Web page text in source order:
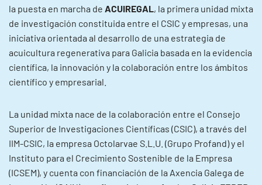
la puesta en marcha de ACUIREGAL, la primera unidad mixta
de investigación constituida entre el CSIC y empresas, una
iniciativa orientada al desarrollo de una estrategia de
acuicultura regenerativa para Galicia basada en la evidencia
científica, la innovación y la colaboración entre los ámbitos
científico y empresarial.
La unidad mixta nace de la colaboración entre el Consejo
Superior de Investigaciones Científicas (CSIC), a través del
IIM-CSIC, la empresa Octolarvae S.L.U. (Grupo Profand) y el
Instituto para el Crecimiento Sostenible de la Empresa
(ICSEM), y cuenta con financiación de la Axencia Galega de